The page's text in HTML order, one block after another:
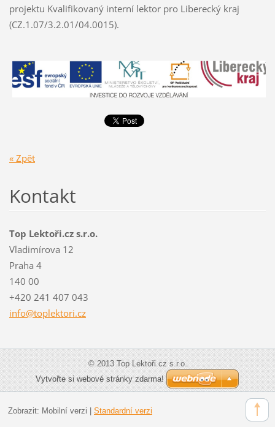
projektu Kvalifikovaný interní lektor pro Liberecký kraj
(CZ.1.07/3.2.01/04.0015).
« Zpět
Kontakt
Top Lektoři.cz s.r.o.
Vladimírova 12
Praha 4
140 00
+420 241 407 043
info@toplektori.cz
© 2013 Top Lektoři.cz s.r.o.
Vytvořte si webové stránky zdarma!
Zobrazit: Mobilní verzi Standardní verzi